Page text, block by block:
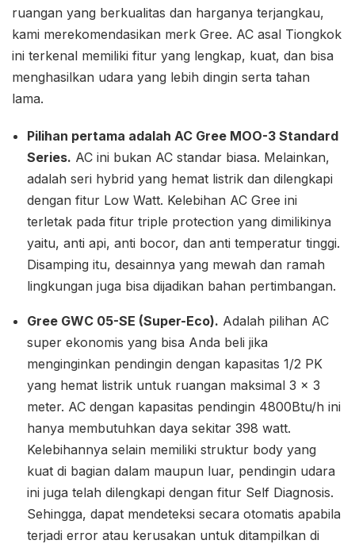
ruangan yang berkualitas dan harganya terjangkau,
kami merekomendasikan merk Gree. AC asal Tiongkok
ini terkenal memiliki fitur yang lengkap, kuat, dan bisa
menghasilkan udara yang lebih dingin serta tahan
lama.
Pilihan pertama adalah AC Gree MOO-3 Standard
Series. AC ini bukan AC standar biasa. Melainkan,
adalah seri hybrid yang hemat listrik dan dilengkapi
dengan fitur Low Watt. Kelebihan AC Gree ini
terletak pada fitur triple protection yang dimilikinya
yaitu, anti api, anti bocor, dan anti temperatur tinggi.
Disamping itu, desainnya yang mewah dan ramah
lingkungan juga bisa dijadikan bahan pertimbangan.
Gree GWC 05-SE (Super-Eco). Adalah pilihan AC
super ekonomis yang bisa Anda beli jika
menginginkan pendingin dengan kapasitas 1/2 PK
yang hemat listrik untuk ruangan maksimal 3 x 3
meter. AC dengan kapasitas pendingin 4800Btu/h ini
hanya membutuhkan daya sekitar 398 watt.
Kelebihannya selain memiliki struktur body yang
kuat di bagian dalam maupun luar, pendingin udara
ini juga telah dilengkapi dengan fitur Self Diagnosis.
Sehingga, dapat mendeteksi secara otomatis apabila
terjadi error atau kerusakan untuk ditampilkan di